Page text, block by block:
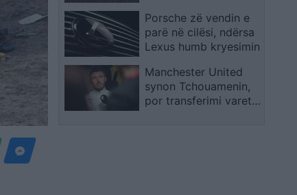
Porsche zë vendin e
parë në cilësi, ndërsa
Lexus humb kryesimin
Manchester United
synon Tchouamenin,
por transferimi varet